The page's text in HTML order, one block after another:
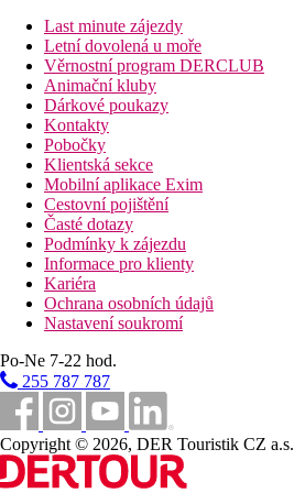
formou bufetu
Vzdálenosti
130 km
Vzdálenost od nejbližšího letiště
100 m
Vzdálenost k pláži
17 km
Centrum města
Pláž
Plážová dovolená
Bazény
Lehátka u bazénu
Slunečníky u bazénu
Last minute zájezdy
Letní dovolená u moře
Věrnostní program DERCLUB
Animační kluby
Dárkové poukazy
Kontakty
Pobočky
Klientská sekce
Mobilní aplikace Exim
Cestovní pojištění
Časté dotazy
Podmínky k zájezdu
Informace pro klienty
Kariéra
Ochrana osobních údajů
Nastavení soukromí
Po-Ne 7-22 hod.
255 787 787
Copyright © 2026, DER Touristik CZ a.s.